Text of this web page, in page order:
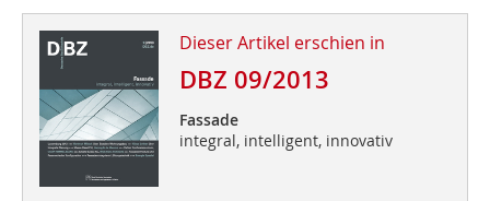
Dieser Artikel erschien in
DBZ 09/2013
Fassade
integral, intelligent, innovativ